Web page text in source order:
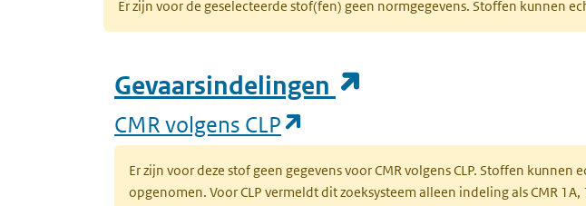
Er zijn voor de geselecteerde stof(fen) geen normgegevens. Stoffen kunnen
Gevaarsindelingen
CMR volgens CLP
Er zijn voor deze stof geen gegevens voor CMR volgens CLP. Stoffen
opgenomen. Voor CLP vermeldt dit zoeksysteem alleen indeling als CMR